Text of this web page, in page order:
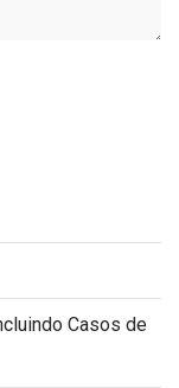
Casos de